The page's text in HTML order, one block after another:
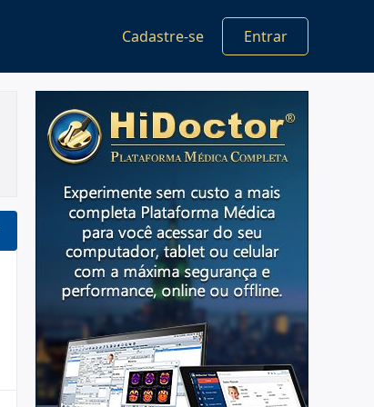
Cadastre-se Entrar